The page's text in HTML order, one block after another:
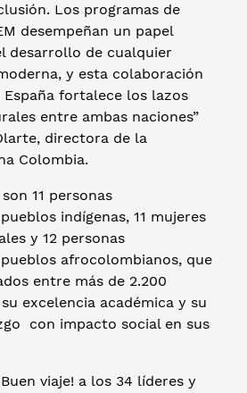
Los programas de
desempeñan un papel
desarrollo de cualquier
y esta colaboración
fortalece los lazos
entre ambas naciones”
directora de la
Colombia.
11 personas
indígenas, 11 mujeres
y 12 personas
afrocolombianos, que
entre más de 2.200
excelencia académica y su
con impacto social en sus
viaje! a los 34 líderes y